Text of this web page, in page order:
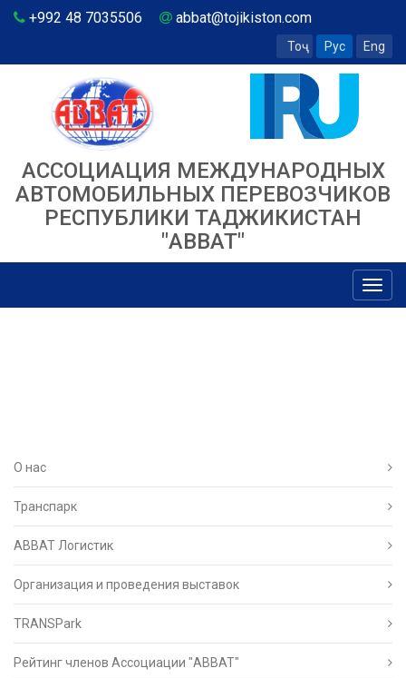
+992 48 7035506 abbat@tojikiston.com
Тоҷ Рус Eng
АССОЦИАЦИЯ МЕЖДУНАРОДНЫХ
АВТОМОБИЛЬНЫХ ПЕРЕВОЗЧИКОВ
РЕСПУБЛИКИ ТАДЖИКИСТАН
"ABBAT"
О нас
Транспарк
ABBAT Логистик
Организация и проведения выставок
TRANSPark
Рейтинг членов Ассоциации "АВВАТ"